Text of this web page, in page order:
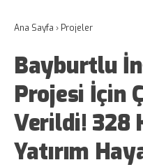
Ana Sayfa › Projeler
Bayburtlu
Projesi İçin
Verildi! 328
Yatırım